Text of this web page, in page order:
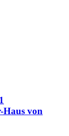
Haus von